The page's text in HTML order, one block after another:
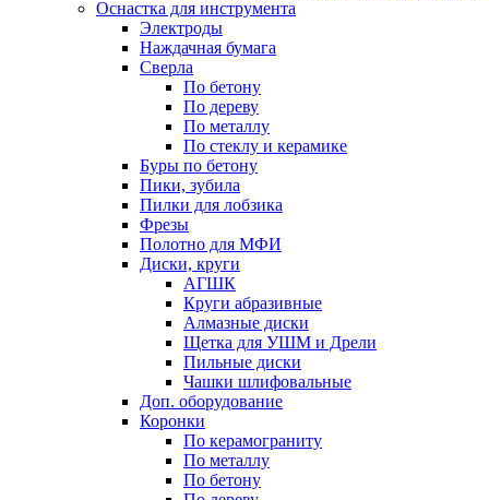
Оснастка для инструмента
Электроды
Наждачная бумага
Сверла
По бетону
По дереву
По металлу
По стеклу и керамике
Буры по бетону
Пики, зубила
Пилки для лобзика
Фрезы
Полотно для МФИ
Диски, круги
АГШК
Круги абразивные
Алмазные диски
Щетка для УШМ и Дрели
Пильные диски
Чашки шлифовальные
Доп. оборудование
Коронки
По керамограниту
По металлу
По бетону